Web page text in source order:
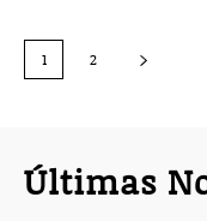
1 2
Últimas